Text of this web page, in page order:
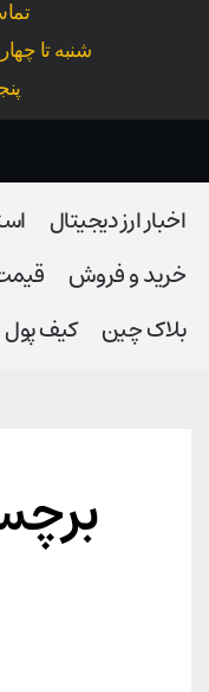
شنبه تا
اخبار ارز دیجیتال
خرید و فروش
بلاک‌ چین
کیف پول